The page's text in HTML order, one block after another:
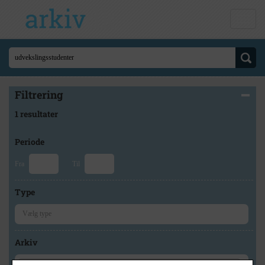
Filtrering
1 resultater
Periode
Fra Til
Type
Arkiv